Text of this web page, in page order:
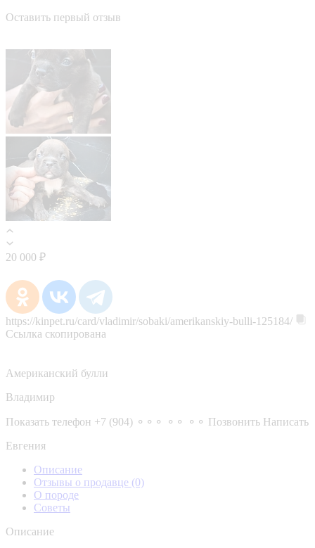
Оставить первый отзыв
20 000 ₽
https://kinpet.ru/card/vladimir/sobaki/amerikanskiy-bulli-125184/
Ссылка скопирована
Американский булли
Владимир
Показать телефон +7 (904) ⚬⚬⚬ ⚬⚬ ⚬⚬ Позвонить Написать
Евгения
Описание
Отзывы о продавце (0)
О породе
Советы
Описание